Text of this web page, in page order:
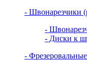
- Швонарезчики
-
- Диски к
-